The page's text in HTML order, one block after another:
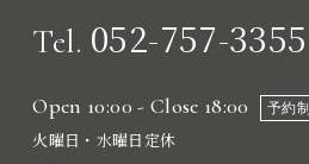
Tel. 052-757-3355
Open 10:00 - Close 18:00 予約制
火曜日・水曜日定休